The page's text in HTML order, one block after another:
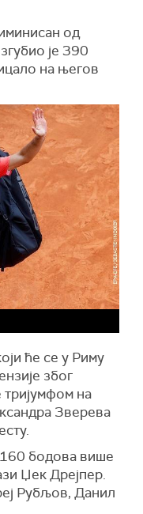
од
је 390
на његов
ће се у Риму
због
тријумфом на
Зверева
бодова више
Џек Дрејпер.
Рубљов, Данил